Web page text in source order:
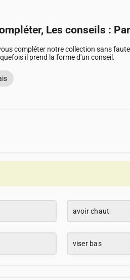
Les conseils :
compléter notre collection sans
il prend la forme d'un conseil.
avoir chaut
viser bas